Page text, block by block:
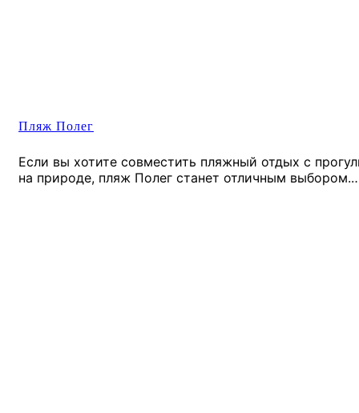
Пляж Полег
Если вы хотите совместить пляжный отдых с
на природе, пляж Полег станет отличным